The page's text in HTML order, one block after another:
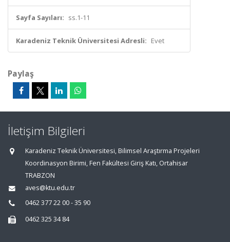
Sayfa Sayıları: ss.1-11
Karadeniz Teknik Üniversitesi Adresli: Evet
Paylaş
İletişim Bilgileri
Karadeniz Teknik Üniversitesi, Bilimsel Araştırma Projeleri
Koordinasyon Birimi, Fen Fakültesi Giriş Katı, Ortahisar
TRABZON
aves@ktu.edu.tr
0462 377 22 00 - 35 90
0462 325 34 84